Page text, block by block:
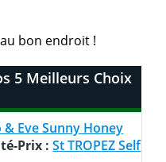
bon endroit !
5 Meilleurs Choix
& Eve Sunny Honey
Prix :St TROPEZ Self